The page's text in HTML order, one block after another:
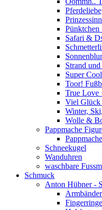
Pünktchen
Safari &
Strand
Super Cool
Toor!
True Love
Viel Glück
Winter,
Wolle &
Pappmache
Schneekugel
Wanduhren
waschbare
Schmuck
Anton Hübner -
Armbänder
Fingerringe